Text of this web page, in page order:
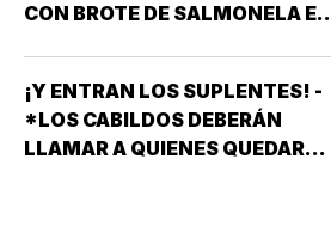
CON BROTE DE SALMONELA EN
¡Y ENTRAN LOS SUPLENTES! -
*LOS CABILDOS DEBERÁN
LLAMAR A QUIENES QUEDARON